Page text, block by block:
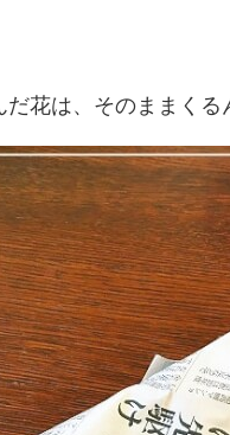
花は、そのままくる